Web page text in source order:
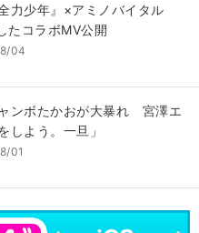
力少年』×アミノバイタル
たコラボMV公開
04
ンボたかおが大暴れ 宮澤エ
しよう。一旦」
01